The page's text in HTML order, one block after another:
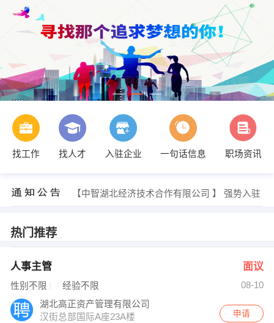
找工作 找人才 入驻企业 一句话信息
职场资讯
【中智湖北经济技术合作有限公司 】 强势入驻
颜剑敏 发布 [预算员和实习预算员 ] 招聘信息
【湖北清雅门业股份有限公司】 强势入驻
热门推荐
人事主管 面议
性别不限 经验不限
08-10
湖北高正资产管理有限公司
汉街总部国际A座23A楼
申请